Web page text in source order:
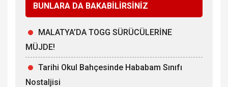
BUNLARA DA BAKABİLİRSİNİZ
MALATYA’DA TOGG SÜRÜCÜLERİNE
MÜJDE!
Tarihi Okul Bahçesinde Hababam Sınıfı
Nostaljisi